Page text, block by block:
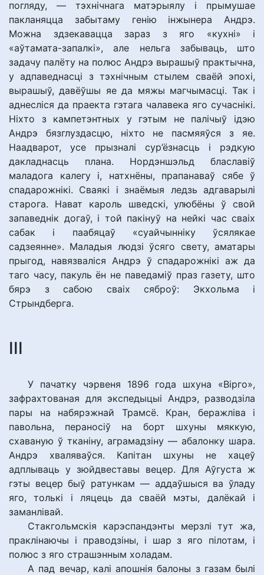
погляду, — тэхнічнага матэрыялу і прымушае
пакланяцца забытаму генію інжынера Андрэ.
Можна здзекавацца зараз з яго «кухні» і
«аўтамата-запалкі», але нельга забываць, што
задачу палёту на полюс Андрэ вырашыў практычна,
у адпаведнасці з тэхнічным стылем сваёй эпохі,
вырашыў, давёўшы яе да мяжы магчымасці. Так і
аднесліся да праекта гэтага чалавека яго сучаснікі.
Ніхто з кампетэнтных у гэтым не палічыў ідэю
Андрэ бязглуздасцю, ніхто не пасмяяўся з яе.
Наадварот, усе прызналі сур’ёзнасць і рэдкую
дакладнасць плана. Нордэншэльд блаславіў
маладога калегу і, натхнёны, прапанаваў сябе ў
спадарожнікі. Сваякі і знаёмыя ледзь адгаварылі
старога. Нават кароль шведскі, улюбёны ў свой
запаведнік догаў, і той пакінуў на нейкі час сваіх
сабак і паабяцаў «суайчынніку ўсялякае
садзеянне». Маладыя людзі ўсяго свету, аматары
прыгод, навязваліся Андрэ ў спадарожнікі аж да
таго часу, пакуль ён не паведаміў праз газету, што
бярэ з сабою сваіх сяброў: Экхольма і
Стрындберга.
ІІІ
У пачатку чэрвеня 1896 года шхуна «Вірго»,
зафрахтованая для экспедыцыі Андрэ, разводзіла
пары на набярэжнай Трамсё. Кран, беражліва і
павольна, пераносіў на борт шхуны мяккую,
схаваную ў тканіну, аграмадзіну — абалонку шара.
Андрэ хваляваўся. Капітан шхуны не хацеў
адплываць у зюйдвеставы вецер. Для Аўгуста ж
гэты вецер быў ратункам — аддаўшыся ва ўладу
яго, толькі і ляцець да сваёй мэты, далёкай і
заманлівай.
Стакгольмскія карэспандэнты мерзлі тут жа,
праклінаючы і праводзіны, і шар з яго пілотам, і
полюс з яго страшэнным холадам.
А пад вечар, калі апошнія балоны з газам былі